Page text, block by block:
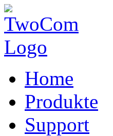
Home
Produkte
Support